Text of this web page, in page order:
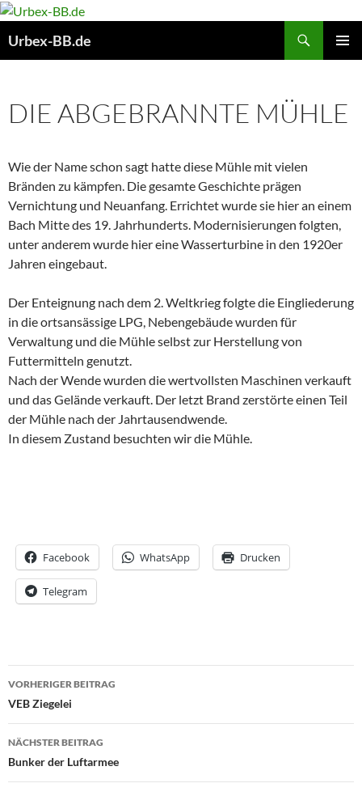
Urbex-BB.de
DIE ABGEBRANNTE MÜHLE
Wie der Name schon sagt hatte diese Mühle mit vielen
Bränden zu kämpfen. Die gesamte Geschichte prägen
Vernichtung und Neuanfang. Errichtet wurde sie hier an einem
Bach Mitte des 19. Jahrhunderts. Modernisierungen folgten,
unter anderem wurde hier eine Wasserturbine in den 1920er
Jahren eingebaut.
Der Enteignung nach dem 2. Weltkrieg folgte die Eingliederung
in die ortsansässige LPG, Nebengebäude wurden für
Verwaltung und die Mühle selbst zur Herstellung von
Futtermitteln genutzt.
Nach der Wende wurden die wertvollsten Maschinen verkauft
und das Gelände verkauft. Der letzt Brand zerstörte einen Teil
der Mühle nach der Jahrtausendwende.
In diesem Zustand besuchten wir die Mühle.
Facebook WhatsApp Drucken
Telegram
Beitrags-
Navigation
VORHERIGER BEITRAG
VEB Ziegelei
NÄCHSTER BEITRAG
Bunker der Luftarmee